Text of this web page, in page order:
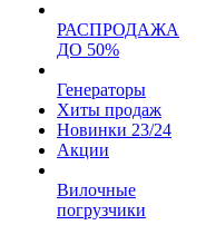
РАСПРОДАЖА
ДО 50%
Генераторы
Хиты продаж
Новинки 23/24
Акции
Вилочные
погрузчики